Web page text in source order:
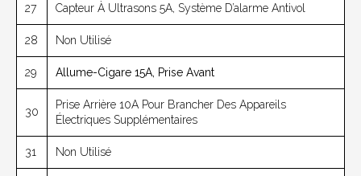
27 Capteur À Ultrasons 5A, Système D’alarme Antivol
28 Non Utilisé
29 Allume-Cigare 15A, Prise Avant
30
Prise Arrière 10A Pour Brancher Des Appareils
Électriques Supplémentaires
31 Non Utilisé